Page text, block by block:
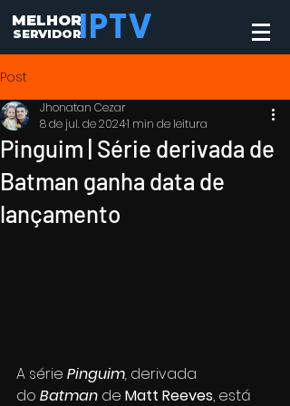
SERVIDOR
MELHORIPTV
Post
Pinguim | Série derivada de
Batman ganha data de
lançamento
Jhonatan Cezar
8 de jul. de 20241 min de leitura
A série Pinguim, derivada
do Batman de Matt Reeves, está